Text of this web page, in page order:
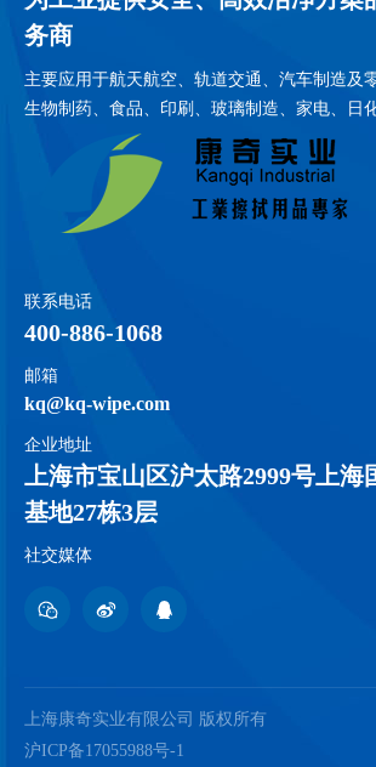
务商
主要应用于航天航空、轨道交通、汽车制造及
生物制药、食品、印刷、玻璃制造、家电、日
联系电话
400-886-1068
邮箱
kq@kq-wipe.com
企业地址
上海市宝山区沪太路2999号上海
基地27栋3层
社交媒体
上海康奇实业有限公司 版权所有
沪ICP备17055988号-1